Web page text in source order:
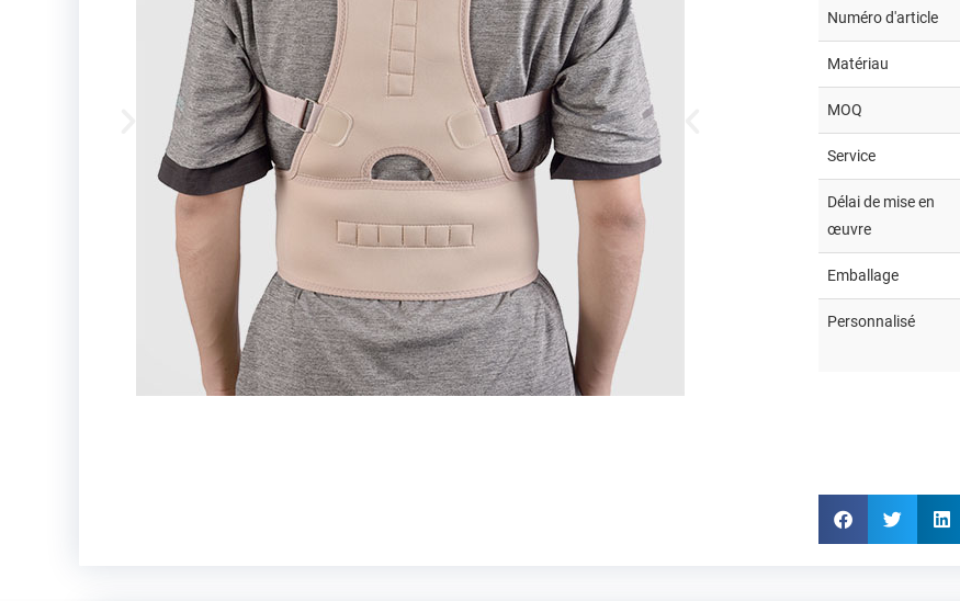
Numéro d'article
Matériau
MOQ
Service
Délai de mise en
œuvre
Emballage
Personnalisé